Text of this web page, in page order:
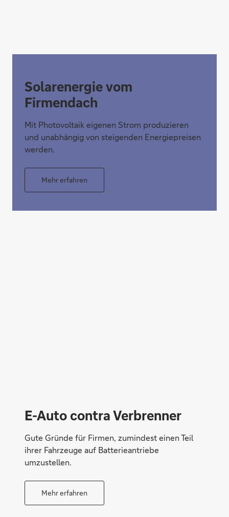
Solarenergie vom
Firmendach
Mit Photovoltaik eigenen Strom produzieren
und unabhängig von steigenden Energiepreisen
werden.
Mehr erfahren
E-Auto contra Verbrenner
Gute Gründe für Firmen, zumindest einen Teil
ihrer Fahrzeuge auf Batterieantriebe
umzustellen.
Mehr erfahren